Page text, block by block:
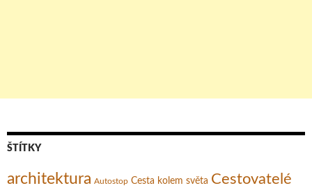
ŠTÍTKY
architektura Autostop Cesta kolem světa Cestovatelé